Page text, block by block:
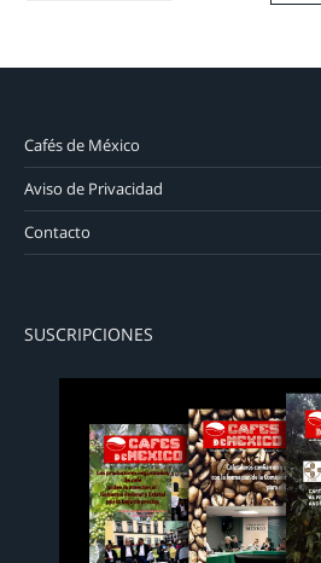
Cafés de México
Aviso de Privacidad
Contacto
SUSCRIPCIONES